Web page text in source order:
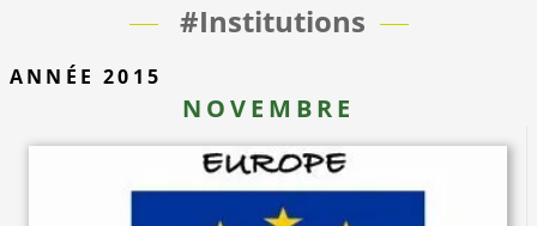
#Institutions
ANNÉE 2015
NOVEMBRE